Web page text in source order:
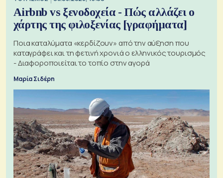
Airbnb vs ξενοδοχεία - Πώς αλλάζει ο
χάρτης της φιλοξενίας [γραφήματα]
Ποια καταλύματα «κερδίζουν» από την αύξηση που
καταγράφει και τη φετινή χρονιά ο ελληνικός τουρισμός
- Διαφοροποιείται το τοπίο στην αγορά
Μαρία Σιδέρη